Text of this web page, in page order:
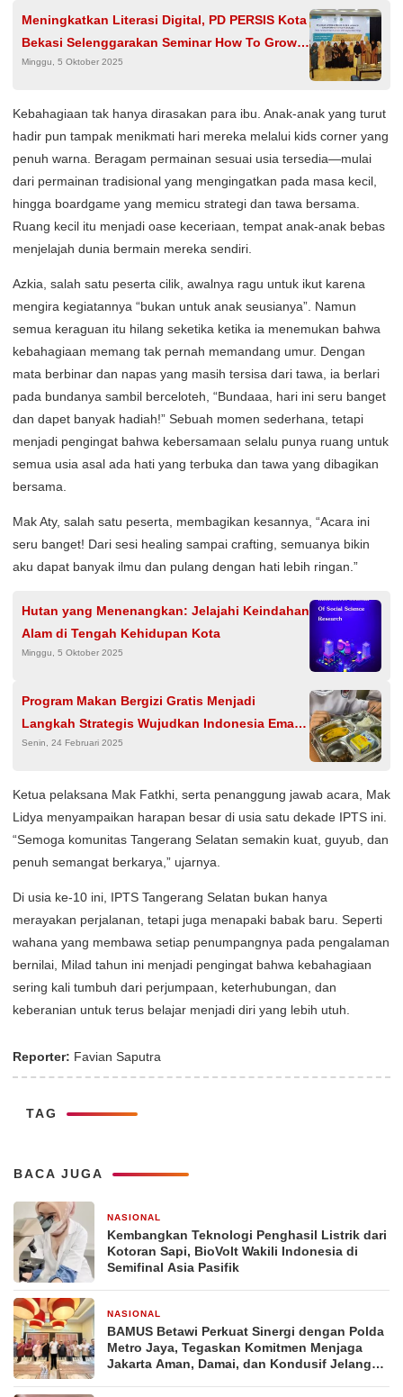
Meningkatkan Literasi Digital, PD PERSIS Kota
Bekasi Selenggarakan Seminar How To Grow
Your Business With Digital Marketing
Minggu, 5 Oktober 2025
Kebahagiaan tak hanya dirasakan para ibu. Anak-anak yang turut
hadir pun tampak menikmati hari mereka melalui kids corner yang
penuh warna. Beragam permainan sesuai usia tersedia—mulai
dari permainan tradisional yang mengingatkan pada masa kecil,
hingga boardgame yang memicu strategi dan tawa bersama.
Ruang kecil itu menjadi oase keceriaan, tempat anak-anak bebas
menjelajah dunia bermain mereka sendiri.
Azkia, salah satu peserta cilik, awalnya ragu untuk ikut karena
mengira kegiatannya “bukan untuk anak seusianya”. Namun
semua keraguan itu hilang seketika ketika ia menemukan bahwa
kebahagiaan memang tak pernah memandang umur. Dengan
mata berbinar dan napas yang masih tersisa dari tawa, ia berlari
pada bundanya sambil berceloteh, “Bundaaa, hari ini seru banget
dan dapet banyak hadiah!” Sebuah momen sederhana, tetapi
menjadi pengingat bahwa kebersamaan selalu punya ruang untuk
semua usia asal ada hati yang terbuka dan tawa yang dibagikan
bersama.
Mak Aty, salah satu peserta, membagikan kesannya, “Acara ini
seru banget! Dari sesi healing sampai crafting, semuanya bikin
aku dapat banyak ilmu dan pulang dengan hati lebih ringan.”
Hutan yang Menenangkan: Jelajahi Keindahan
Alam di Tengah Kehidupan Kota
Minggu, 5 Oktober 2025
Program Makan Bergizi Gratis Menjadi
Langkah Strategis Wujudkan Indonesia Emas
2045
Senin, 24 Februari 2025
Ketua pelaksana Mak Fatkhi, serta penanggung jawab acara, Mak
Lidya menyampaikan harapan besar di usia satu dekade IPTS ini.
“Semoga komunitas Tangerang Selatan semakin kuat, guyub, dan
penuh semangat berkarya,” ujarnya.
Di usia ke-10 ini, IPTS Tangerang Selatan bukan hanya
merayakan perjalanan, tetapi juga menapaki babak baru. Seperti
wahana yang membawa setiap penumpangnya pada pengalaman
bernilai, Milad tahun ini menjadi pengingat bahwa kebahagiaan
sering kali tumbuh dari perjumpaan, keterhubungan, dan
keberanian untuk terus belajar menjadi diri yang lebih utuh.
Reporter: Favian Saputra
TAG
BACA JUGA
NASIONAL
Kembangkan Teknologi Penghasil Listrik dari
Kotoran Sapi, BioVolt Wakili Indonesia di
Semifinal Asia Pasifik
NASIONAL
BAMUS Betawi Perkuat Sinergi dengan Polda
Metro Jaya, Tegaskan Komitmen Menjaga
Jakarta Aman, Damai, dan Kondusif Jelang